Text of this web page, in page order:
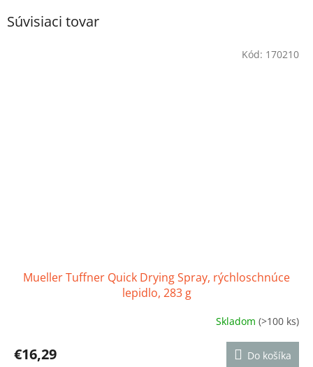
Súvisiaci tovar
Mueller Tuffner Quick Drying Spray, rýchloschnúce
lepidlo, 283 g
produktu
je
Skladom(>100 ks)
€16,29 Do košíka
Kód: 170210